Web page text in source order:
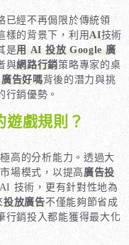
已經不再侷限於傳統領
樣的背景下，利用AI技術
是用 AI 投放 Google 廣
與網路行銷策略專家的桌
告好嗎背後的潛力與挑
行銷優勢。
遊戲規則？
高的分析能力。透過大
場模式，以提高廣告投
技術，更有針對性地為
投放廣告不僅能夠節省成
行銷投入都能獲得最大化